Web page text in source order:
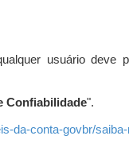
usuário deve
Confiabilidade".
da-conta-govbr/